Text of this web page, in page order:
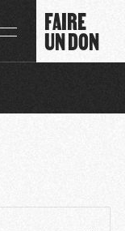
FAIRE
UN DON